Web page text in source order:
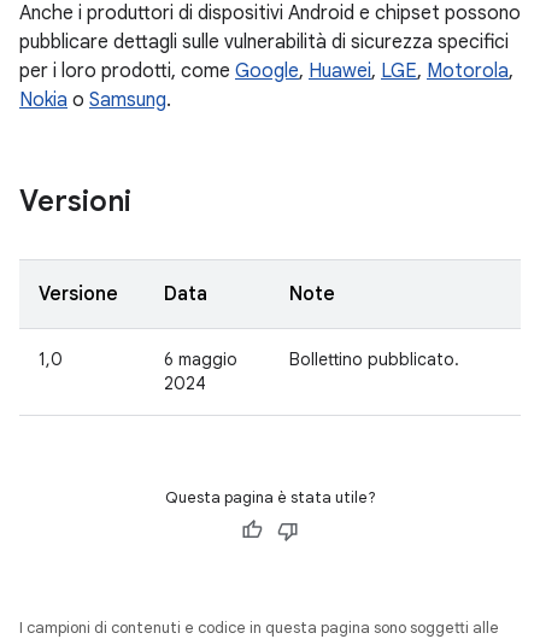
Anche i produttori di dispositivi Android e chipset possono
pubblicare dettagli sulle vulnerabilità di sicurezza specifici
per i loro prodotti, come Google, Huawei, LGE, Motorola,
Nokia o Samsung.
Versioni
Versione Data Note
1,0
6 maggio
2024
Bollettino pubblicato.
Questa pagina è stata utile?
I campioni di contenuti e codice in questa pagina sono soggetti alle